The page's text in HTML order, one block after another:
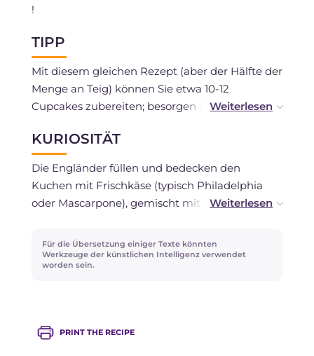
!
TIPP
Mit diesem gleichen Rezept (aber der Hälfte der
Menge an Teig) können Sie etwa 10-12
Cupcakes zubereiten; besorgen Sie sich
gebacken (es dauert 10-15 Minuten bei 180 °C),
bedecken Sie die Cupcakes mit der Glasur oder
der oben genannten Frischkäsecreme. Lassen
Sie Ihrer Fantasie bei den Dekorationen freien
Lauf, indem Sie Zuckerröschen oder
Figuren aus Marzipan selbst erstellen.
KURIOSITÄT
Die Engländer füllen und bedecken den
Kuchen mit Frischkäse (typisch Philadelphia
oder Mascarpone), gemischt mit Butter und
Mascarpone mit den anderen Zutaten mischen,
verwenden Sie den Mixer auf niedrigster
verwenden Sie einen Holzlöffel.
Für die Übersetzung einiger Texte könnten
Werkzeuge der künstlichen Intelligenz verwendet
worden sein.
PRINT THE RECIPE